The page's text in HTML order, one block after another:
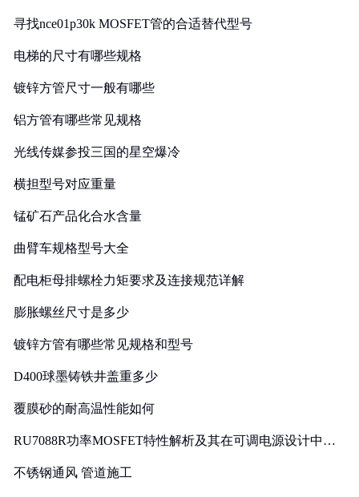
寻找nce01p30k MOSFET管的合适替代型号
电梯的尺寸有哪些规格
镀锌方管尺寸一般有哪些
铝方管有哪些常见规格
光线传媒参投三国的星空爆冷
横担型号对应重量
锰矿石产品化合水含量
曲臂车规格型号大全
配电柜母排螺栓力矩要求及连接规范详解
膨胀螺丝尺寸是多少
镀锌方管有哪些常见规格和型号
D400球墨铸铁井盖重多少
覆膜砂的耐高温性能如何
RU7088R功率MOSFET特性解析及其在可调电源设计中的
不锈钢通风 管道施工